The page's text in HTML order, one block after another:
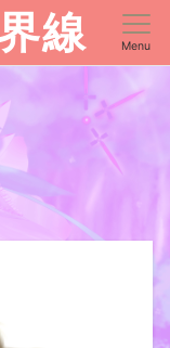
線 Menu